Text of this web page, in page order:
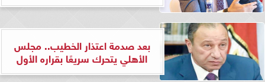
بعد صدمة اعتذار الخطيب.. مجلس
الأهلي يتحرك سريعًا بقراره الأول